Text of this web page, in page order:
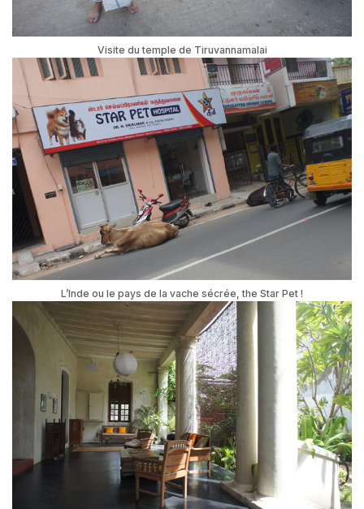
Visite du temple de Tiruvannamalai
L’Inde ou le pays de la vache sécrée, the Star Pet !